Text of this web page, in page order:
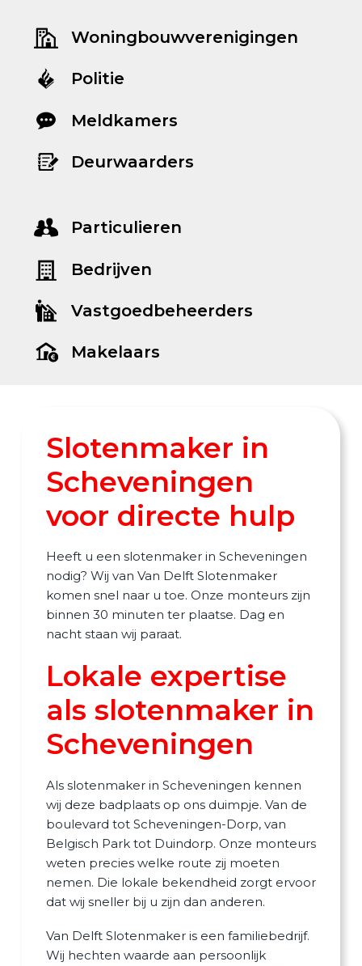
Woningbouwverenigingen
Politie
Meldkamers
Deurwaarders
Particulieren
Bedrijven
Vastgoedbeheerders
Makelaars
Slotenmaker in
Scheveningen
voor directe hulp
Heeft u een slotenmaker in Scheveningen
nodig? Wij van Van Delft Slotenmaker
komen snel naar u toe. Onze monteurs zijn
binnen 30 minuten ter plaatse. Dag en
nacht staan wij paraat.
Lokale expertise
als slotenmaker in
Scheveningen
Als slotenmaker in Scheveningen kennen
wij deze badplaats op ons duimpje. Van de
boulevard tot Scheveningen-Dorp, van
Belgisch Park tot Duindorp. Onze monteurs
weten precies welke route zij moeten
nemen. Die lokale bekendheid zorgt ervoor
dat wij sneller bij u zijn dan anderen.
Van Delft Slotenmaker is een familiebedrijf.
Wij hechten waarde aan persoonlijk